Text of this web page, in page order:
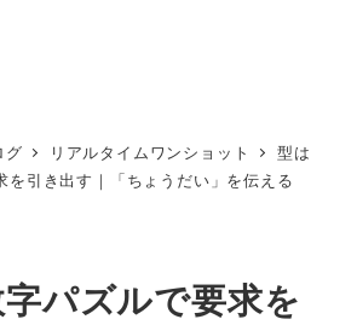
グ リアルタイムワンショット
型は
を引き出す｜「ちょうだい」を伝える
パズルで要求を